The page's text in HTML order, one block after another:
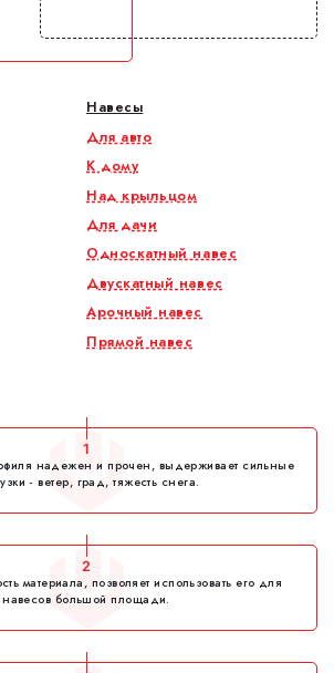
Навесы
Для авто
К дому
Над крыльцом
Для дачи
Односкатный навес
Двускатный навес
Арочный навес
Прямой навес
1
надежен и прочен, выдерживает сильные
- ветер, град, тяжесть снега.
2
материала, позволяет использовать его для
навесов большой площади.